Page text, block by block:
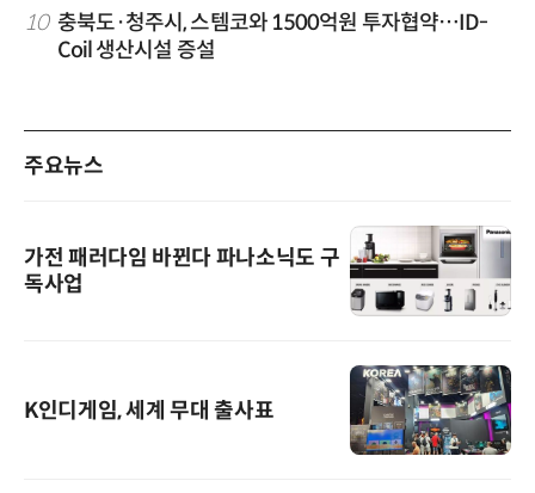
10 충북도·청주시, 스템코와 1500억원 투자협약…ID-
Coil 생산시설 증설
주요뉴스
가전 패러다임 바뀐다 파나소닉도 구
독사업
K인디게임, 세계 무대 출사표